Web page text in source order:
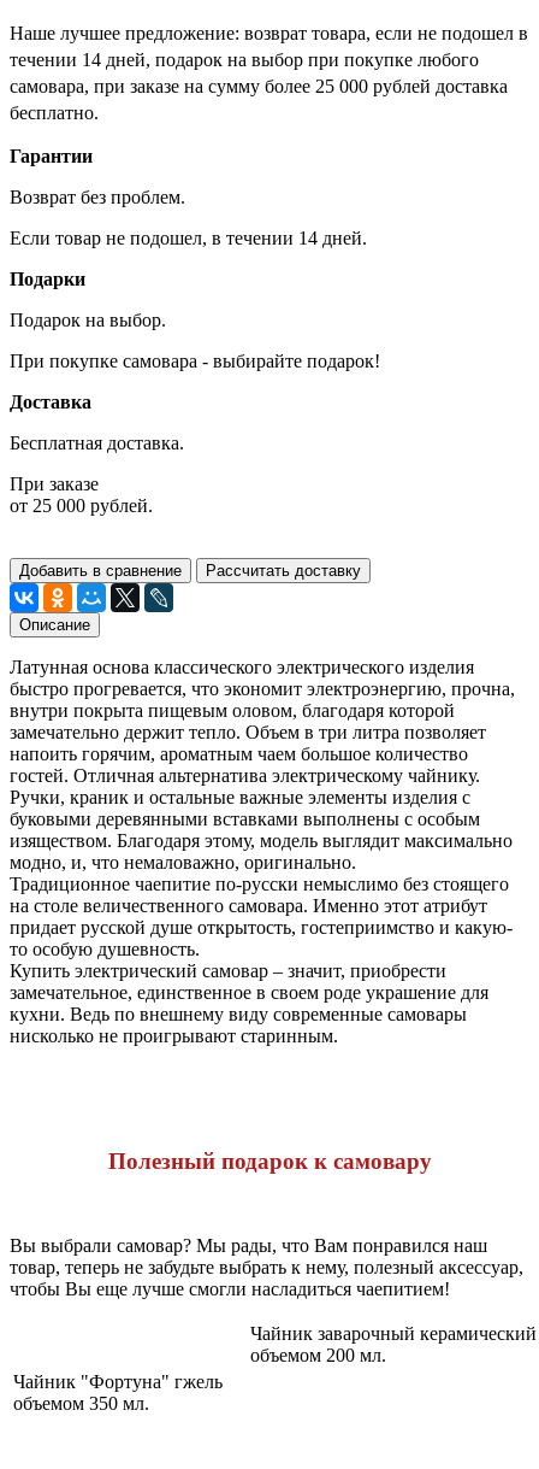
Наше лучшее предложение: возврат товара, если не подошел в
течении 14 дней, подарок на выбор при покупке любого
самовара, при заказе на сумму более 25 000 рублей доставка
бесплатно.
Гарантии
Возврат без проблем.
Если товар не подошел, в течении 14 дней.
Подарки
Подарок на выбор.
При покупке самовара - выбирайте подарок!
Доставка
Бесплатная доставка.
При заказе
от 25 000 рублей.
Добавить в сравнение Рассчитать доставку
Описание
Латунная основа классического электрического изделия
быстро прогревается, что экономит электроэнергию, прочна,
внутри покрыта пищевым оловом, благодаря которой
замечательно держит тепло. Объем в три литра позволяет
напоить горячим, ароматным чаем большое количество
гостей. Отличная альтернатива электрическому чайнику.
Ручки, краник и остальные важные элементы изделия с
буковыми деревянными вставками выполнены с особым
изяществом. Благодаря этому, модель выглядит максимально
модно, и, что немаловажно, оригинально.
Традиционное чаепитие по-русски немыслимо без стоящего
на столе величественного самовара. Именно этот атрибут
придает русской душе открытость, гостеприимство и какую-
то особую душевность.
Купить электрический самовар – значит, приобрести
замечательное, единственное в своем роде украшение для
кухни. Ведь по внешнему виду современные самовары
нисколько не проигрывают старинным.
Полезный подарок к самовару
Вы выбрали самовар? Мы рады, что Вам понравился наш
товар, теперь не забудьте выбрать к нему, полезный аксессуар,
чтобы Вы еще лучше смогли насладиться чаепитием!
Чайник заварочный
объемом 200 мл.
Чайник "Фортуна" гжель
объемом 350 мл.